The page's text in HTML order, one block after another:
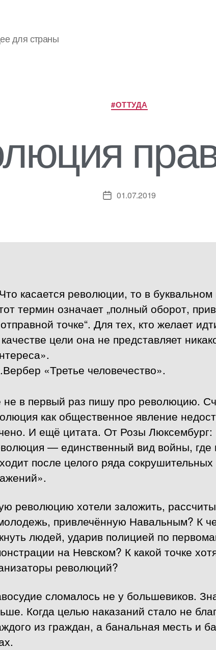
для страны
Рубрики
#ОТТУДА
Дата01.07.2019
касается революции, то в
термин означает „полный оборот,
точке“. Для тех, кто желает
цели она не представляет
«Третье человечество».
не в первый раз пишу про революцию.
как общественное явление
И ещё цитата. От Розы Люксембург:
— единственный вид войны, где
после целого ряда сокрушительных
революцию хотели заложить,
привлечённую Навальным? К
людей, ударив полицией по
на Невском? К какой точке
революций?
сломалось не у большевиков.
Когда целью наказаний стало не
из граждан, а банальная месть и